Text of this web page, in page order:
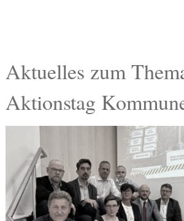
Gesundheit
Kultur
Kostenlos
Aktuelles zum
Aktionstag